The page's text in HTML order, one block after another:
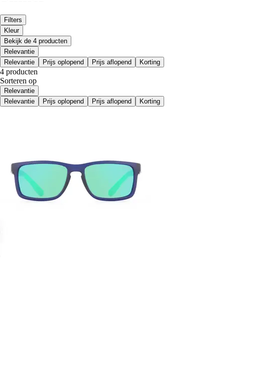
Filters
Kleur
Bekijk de 4 producten
Relevantie
Relevantie
Prijs oplopend Prijs aflopend Korting
4 producten
Sorteren op
Relevantie
Relevantie
Prijs oplopend Prijs aflopend Korting